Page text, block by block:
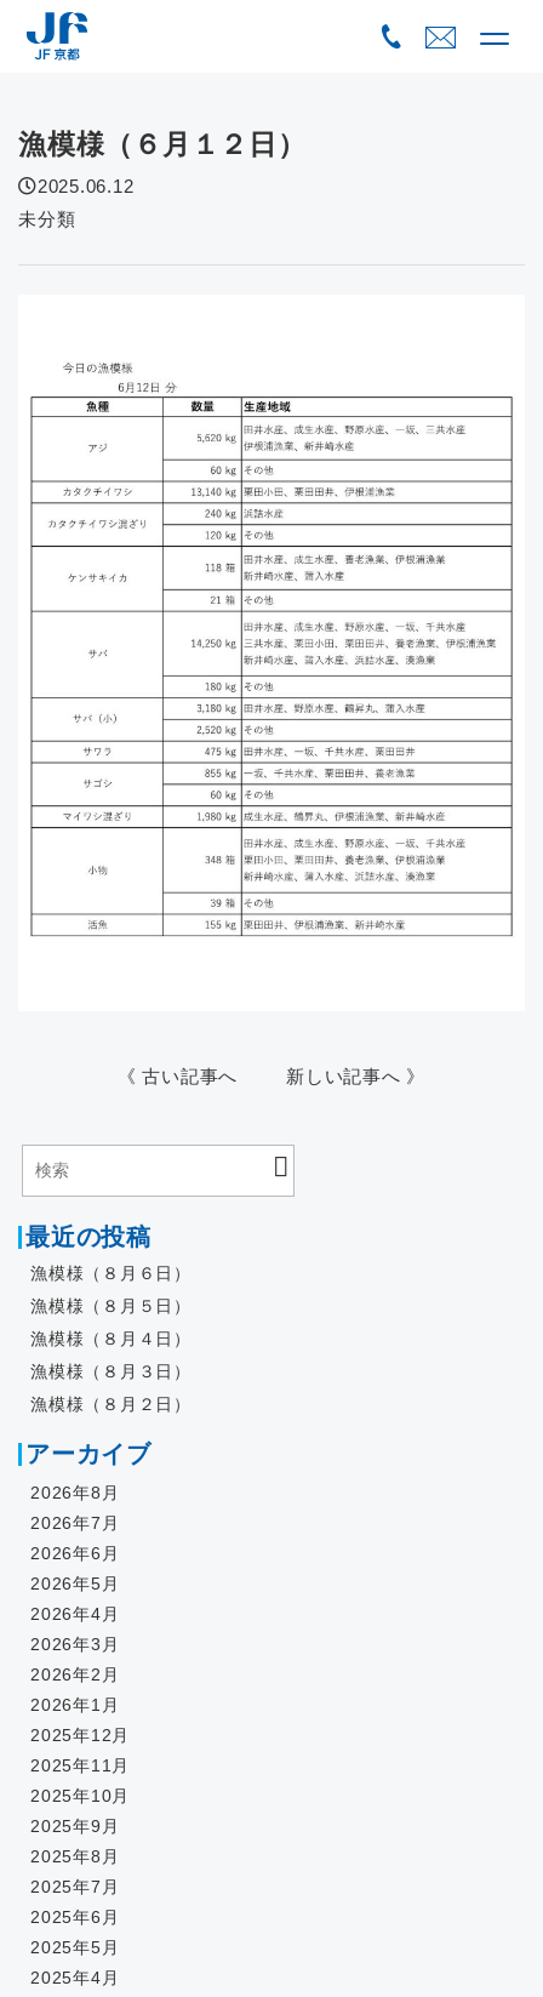
漁模様（６月１２日）
2025.06.12
未分類
《 古い記事へ 新しい記事へ 》
最近の投稿
漁模様（８月６日）
漁模様（８月５日）
漁模様（８月４日）
漁模様（８月３日）
漁模様（８月２日）
アーカイブ
2026年8月
2026年7月
2026年6月
2026年5月
2026年4月
2026年3月
2026年2月
2026年1月
2025年12月
2025年11月
2025年10月
2025年9月
2025年8月
2025年7月
2025年6月
2025年5月
2025年4月